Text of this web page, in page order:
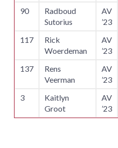
90
Radboud
Sutorius
AV
’23
117
Rick
Woerdeman
AV
’23
137
Rens
Veerman
AV
’23
3
Kaitlyn
Groot
AV
’23